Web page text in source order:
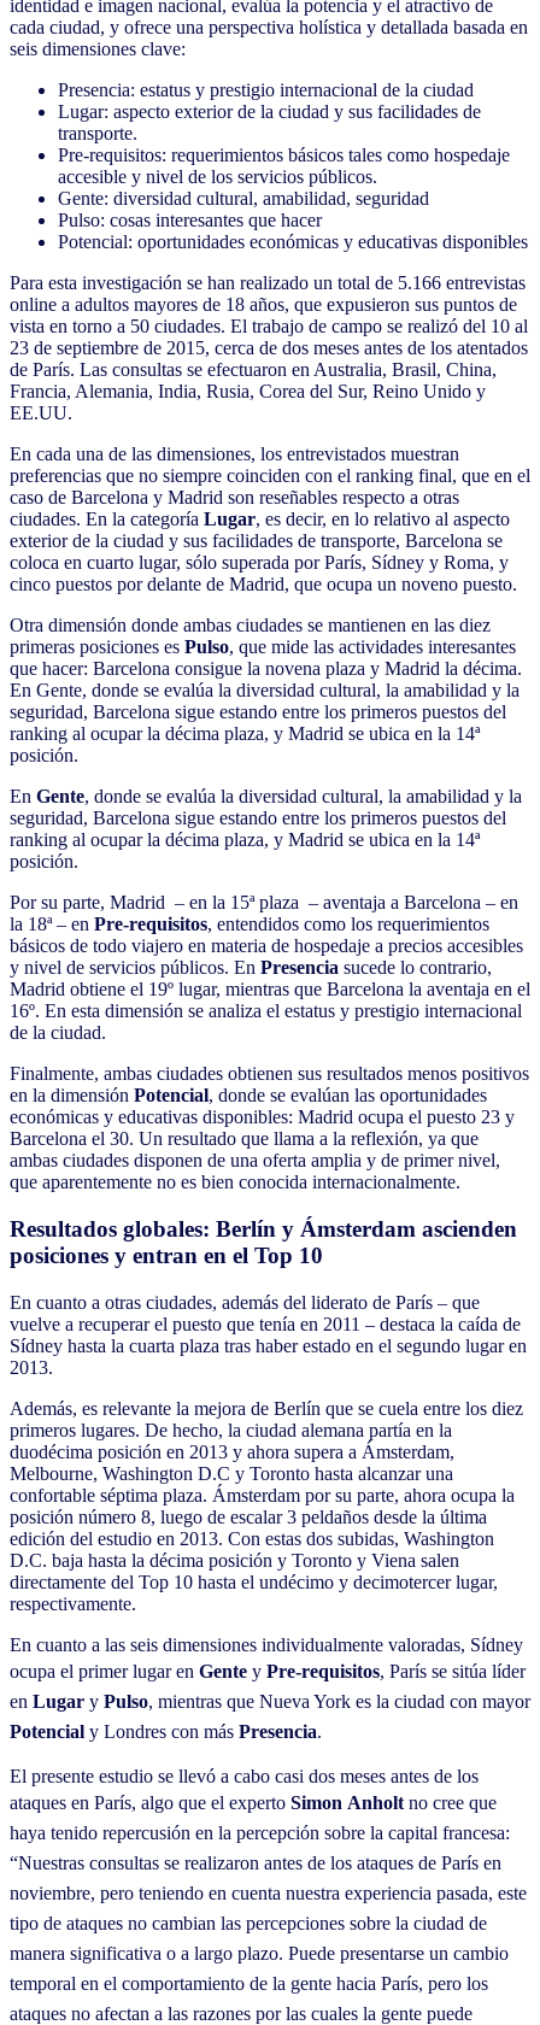
identidad e imagen nacional, evalúa la potencia y el atractivo de
cada ciudad, y ofrece una perspectiva holística y detallada basada en
seis dimensiones clave:
Presencia: estatus y prestigio internacional de la ciudad
Lugar: aspecto exterior de la ciudad y sus facilidades de
transporte.
Pre-requisitos: requerimientos básicos tales como hospedaje
accesible y nivel de los servicios públicos.
Gente: diversidad cultural, amabilidad, seguridad
Pulso: cosas interesantes que hacer
Potencial: oportunidades económicas y educativas disponibles
Para esta investigación se han realizado un total de 5.166 entrevistas
online a adultos mayores de 18 años, que expusieron sus puntos de
vista en torno a 50 ciudades. El trabajo de campo se realizó del 10 al
23 de septiembre de 2015, cerca de dos meses antes de los atentados
de París. Las consultas se efectuaron en Australia, Brasil, China,
Francia, Alemania, India, Rusia, Corea del Sur, Reino Unido y
EE.UU.
En cada una de las dimensiones, los entrevistados muestran
preferencias que no siempre coinciden con el ranking final, que en el
caso de Barcelona y Madrid son reseñables respecto a otras
ciudades. En la categoría Lugar, es decir, en lo relativo al aspecto
exterior de la ciudad y sus facilidades de transporte, Barcelona se
coloca en cuarto lugar, sólo superada por París, Sídney y Roma, y
cinco puestos por delante de Madrid, que ocupa un noveno puesto.
Otra dimensión donde ambas ciudades se mantienen en las diez
primeras posiciones es Pulso, que mide las actividades interesantes
que hacer: Barcelona consigue la novena plaza y Madrid la décima.
En Gente, donde se evalúa la diversidad cultural, la amabilidad y la
seguridad, Barcelona sigue estando entre los primeros puestos del
ranking al ocupar la décima plaza, y Madrid se ubica en la 14ª
posición.
En Gente, donde se evalúa la diversidad cultural, la amabilidad y la
seguridad, Barcelona sigue estando entre los primeros puestos del
ranking al ocupar la décima plaza, y Madrid se ubica en la 14ª
posición.
Por su parte, Madrid – en la 15ª plaza – aventaja a Barcelona – en
la 18ª – en Pre-requisitos, entendidos como los requerimientos
básicos de todo viajero en materia de hospedaje a precios accesibles
y nivel de servicios públicos. En Presencia sucede lo contrario,
Madrid obtiene el 19º lugar, mientras que Barcelona la aventaja en el
16º. En esta dimensión se analiza el estatus y prestigio internacional
de la ciudad.
Finalmente, ambas ciudades obtienen sus resultados menos positivos
en la dimensión Potencial, donde se evalúan las oportunidades
económicas y educativas disponibles: Madrid ocupa el puesto 23 y
Barcelona el 30. Un resultado que llama a la reflexión, ya que
ambas ciudades disponen de una oferta amplia y de primer nivel,
que aparentemente no es bien conocida internacionalmente.
Resultados globales: Berlín y Ámsterdam ascienden
posiciones y entran en el Top 10
En cuanto a otras ciudades, además del liderato de París – que
vuelve a recuperar el puesto que tenía en 2011 – destaca la caída de
Sídney hasta la cuarta plaza tras haber estado en el segundo lugar en
2013.
Además, es relevante la mejora de Berlín que se cuela entre los diez
primeros lugares. De hecho, la ciudad alemana partía en la
duodécima posición en 2013 y ahora supera a Ámsterdam,
Melbourne, Washington D.C y Toronto hasta alcanzar una
confortable séptima plaza. Ámsterdam por su parte, ahora ocupa la
posición número 8, luego de escalar 3 peldaños desde la última
edición del estudio en 2013. Con estas dos subidas, Washington
D.C. baja hasta la décima posición y Toronto y Viena salen
directamente del Top 10 hasta el undécimo y decimotercer lugar,
respectivamente.
En cuanto a las seis dimensiones individualmente valoradas, Sídney
ocupa el primer lugar en Gente y Pre-requisitos, París se sitúa líder
en Lugar y Pulso, mientras que Nueva York es la ciudad con mayor
Potencial y Londres con más Presencia.
El presente estudio se llevó a cabo casi dos meses antes de los
ataques en París, algo que el experto Simon Anholt no cree que
haya tenido repercusión en la percepción sobre la capital francesa:
“Nuestras consultas se realizaron antes de los ataques de París en
noviembre, pero teniendo en cuenta nuestra experiencia pasada, este
tipo de ataques no cambian las percepciones sobre la ciudad de
manera significativa o a largo plazo. Puede presentarse un cambio
temporal en el comportamiento de la gente hacia París, pero los
ataques no afectan a las razones por las cuales la gente puede